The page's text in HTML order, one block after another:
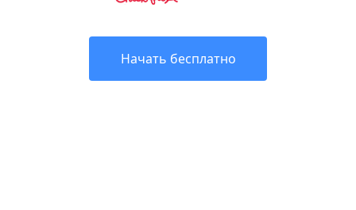
Начать бесплатно